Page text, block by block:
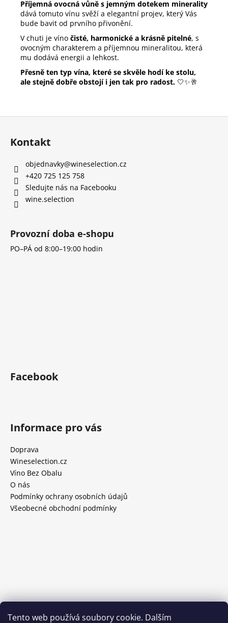
Tento web používá soubory cookie. Dalším
Příjemná ovocná vůně s jemným dotekem minerality
dává tomuto vínu svěží a elegantní projev, který Vás
bude bavit od prvního přivonění.
V chuti je víno čisté, harmonické a krásně pitelné, s
ovocným charakterem a příjemnou mineralitou, která
mu dodává energii a lehkost.
Přesně ten typ vína, které se skvěle hodí ke stolu,
ale stejně dobře obstojí i jen tak pro radost. 🤍✨🥂
Z
Kontakt
objednavky@wineselection.cz
+420 725 125 758
Sledujte nás na Facebooku
wine.selection
Provozní doba e-shopu
PO–PÁ od 8:00–19:00 hodin
Facebook
Informace pro vás
Doprava
Wineselection.cz
Víno Bez Obalu
O nás
Podmínky ochrany osobních údajů
Všeobecné obchodní podmínky